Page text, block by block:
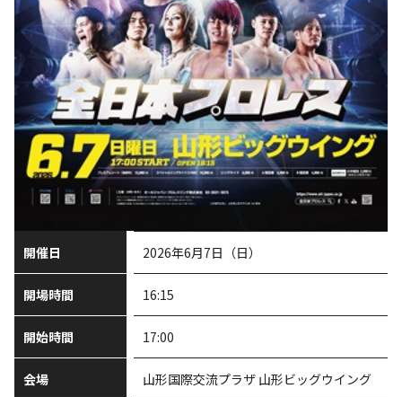
開催日 2026年6月7日（日）
開場時間 16:15
開始時間 17:00
会場 山形国際交流プラザ 山形ビッグウイング